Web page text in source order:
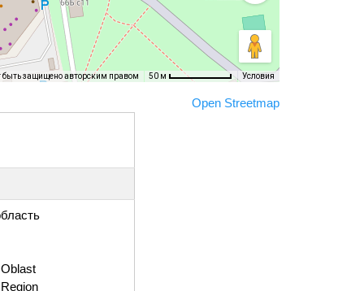
быть защищено авторским правом 50 м Условия
Open Streetmap